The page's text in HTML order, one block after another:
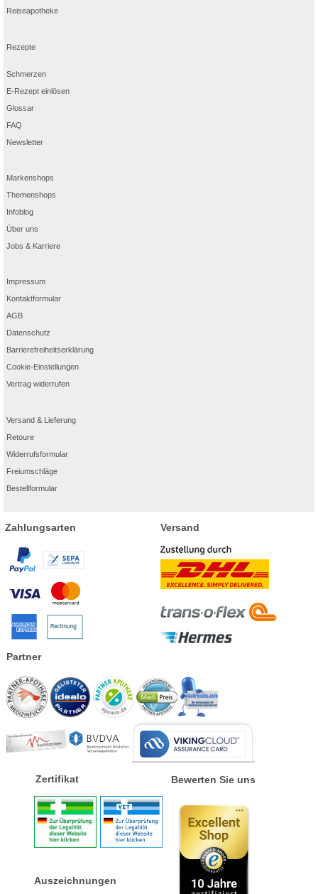
Reiseapotheke
Rezepte
Schmerzen
E-Rezept einlösen
Glossar
FAQ
Newsletter
Markenshops
Themenshops
Infoblog
Über uns
Jobs & Karriere
Impressum
Kontaktformular
AGB
Datenschutz
Barrierefreiheitserklärung
Cookie-Einstellungen
Vertrag widerrufen
Versand & Lieferung
Retoure
Widerrufsformular
Freiumschläge
Bestellformular
Zahlungsarten Versand
Partner
Zertifikat
Auszeichnungen
Bewerten Sie uns